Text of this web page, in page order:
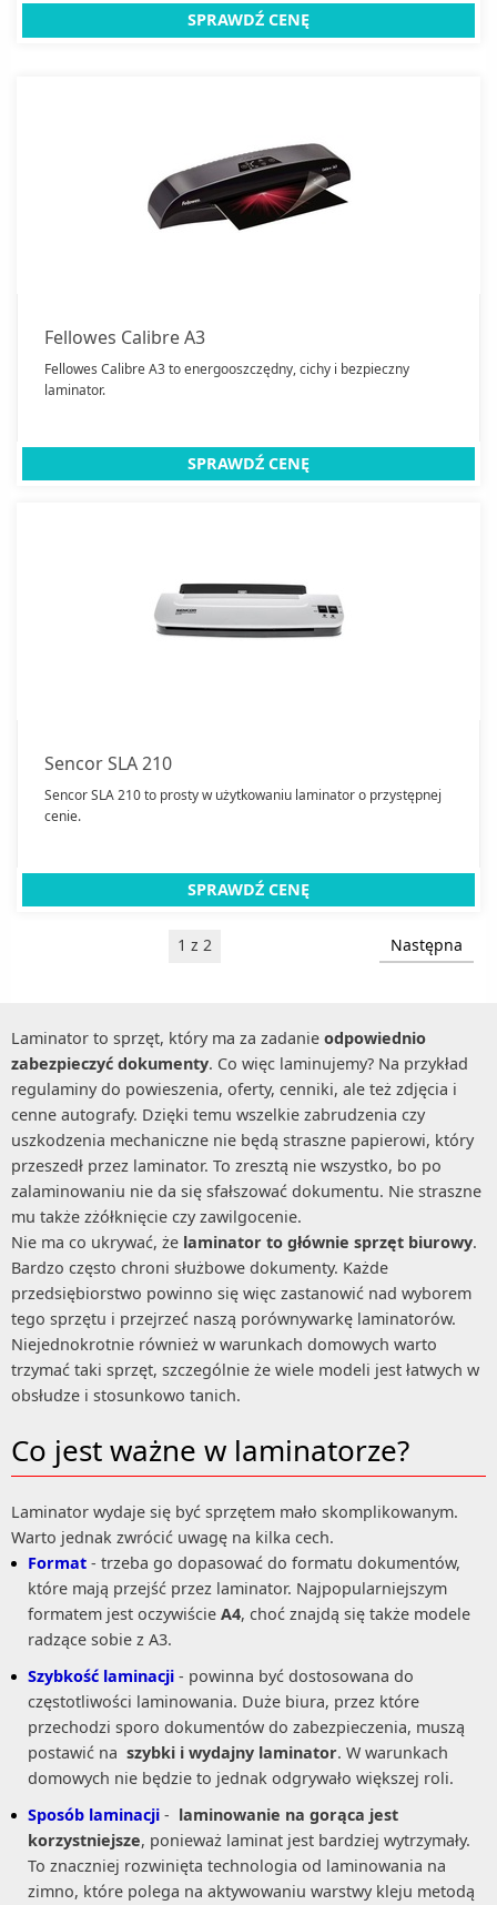
SPRAWDŹ CENĘ
Fellowes Calibre A3
Fellowes Calibre A3 to energooszczędny, cichy i bezpieczny
laminator.
SPRAWDŹ CENĘ
Sencor SLA 210
Sencor SLA 210 to prosty w użytkowaniu laminator o przystępnej
cenie.
SPRAWDŹ CENĘ
1 z 2 Następna
Laminator to sprzęt, który ma za zadanie odpowiednio
zabezpieczyć dokumenty. Co więc laminujemy? Na przykład
regulaminy do powieszenia, oferty, cenniki, ale też zdjęcia i
cenne autografy. Dzięki temu wszelkie zabrudzenia czy
uszkodzenia mechaniczne nie będą straszne papierowi, który
przeszedł przez laminator. To zresztą nie wszystko, bo po
zalaminowaniu nie da się sfałszować dokumentu. Nie straszne
mu także zżółknięcie czy zawilgocenie.
Nie ma co ukrywać, że laminator to głównie sprzęt biurowy.
Bardzo często chroni służbowe dokumenty. Każde
przedsiębiorstwo powinno się więc zastanowić nad wyborem
tego sprzętu i przejrzeć naszą porównywarkę laminatorów.
Niejednokrotnie również w warunkach domowych warto
trzymać taki sprzęt, szczególnie że wiele modeli jest łatwych w
obsłudze i stosunkowo tanich.
Co jest ważne w laminatorze?
Laminator wydaje się być sprzętem mało skomplikowanym.
Warto jednak zwrócić uwagę na kilka cech.
Format - trzeba go dopasować do formatu dokumentów,
które mają przejść przez laminator. Najpopularniejszym
formatem jest oczywiście A4, choć znajdą się także modele
radzące sobie z A3.
Szybkość laminacji - powinna być dostosowana do
częstotliwości laminowania. Duże biura, przez które
przechodzi sporo dokumentów do zabezpieczenia, muszą
postawić na szybki i wydajny laminator. W warunkach
domowych nie będzie to jednak odgrywało większej roli.
Sposób laminacji - laminowanie na gorąca jest
korzystniejsze, ponieważ laminat jest bardziej wytrzymały.
To znaczniej rozwinięta technologia od laminowania na
zimno, które polega na aktywowaniu warstwy kleju metodą